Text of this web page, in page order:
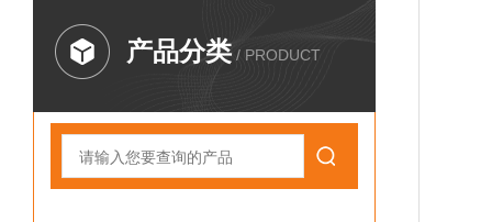
产品分类 / PRODUCT